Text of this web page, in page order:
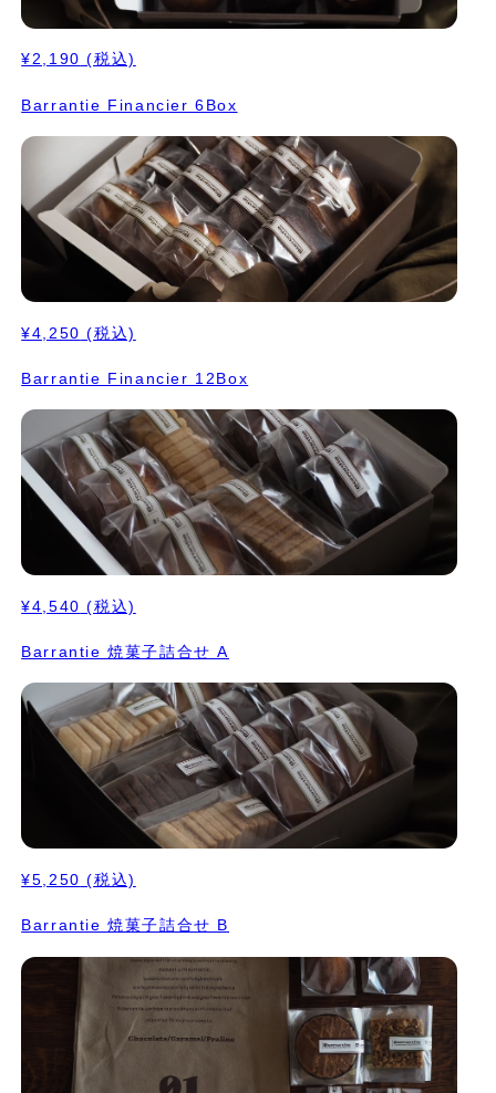
¥2,190 (税込)
Barrantie Financier 6Box
¥4,250 (税込)
Barrantie Financier 12Box
¥4,540 (税込)
Barrantie 焼菓子詰合せ A
¥5,250 (税込)
Barrantie 焼菓子詰合せ B